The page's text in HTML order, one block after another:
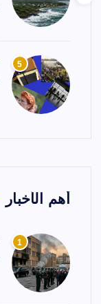
5
أهم الأخبار
1